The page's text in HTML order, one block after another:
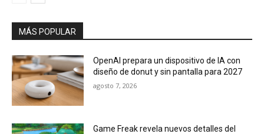
MÁS POPULAR
OpenAI prepara un dispositivo de IA con
diseño de donut y sin pantalla para 2027
agosto 7, 2026
Game Freak revela nuevos detalles del